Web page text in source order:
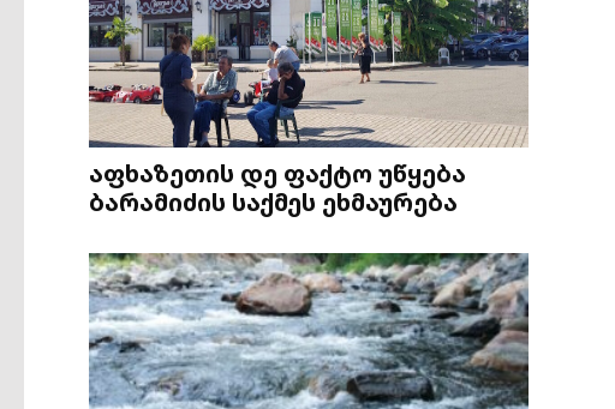
აფხაზეთის დე ფაქტო უწყება
ბარამიძის საქმეს ეხმაურება